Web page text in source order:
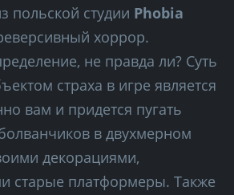
польской студии Phobia
хоррор.
не правда ли? Суть
страха в игре является
вам и придется пугать
в двухмерном
декорациями,
старые платформеры. Также